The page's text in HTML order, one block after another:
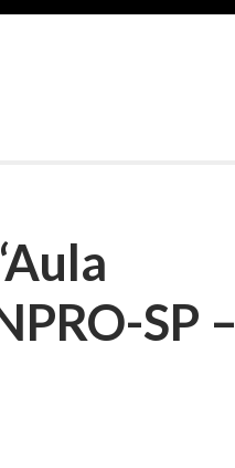
SP –